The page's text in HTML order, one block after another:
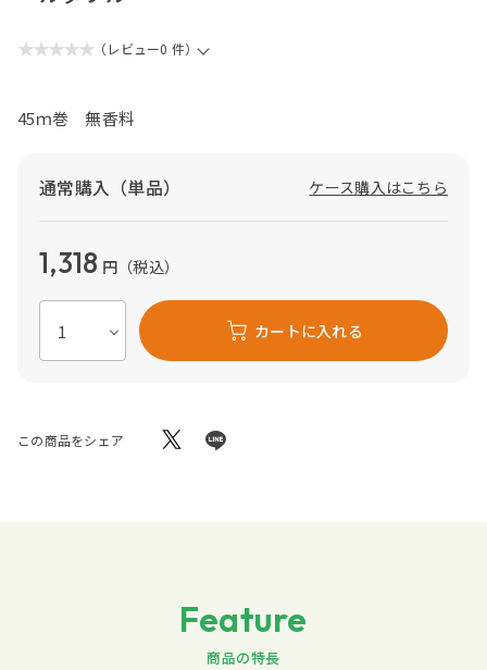
★★★★★ （レビュー0 件）
45ｍ巻 無香料
通常購入（単品） ケース購入はこちら
1,318 円（税込）
カートに入れる
この商品をシェア
Feature
商品の特長